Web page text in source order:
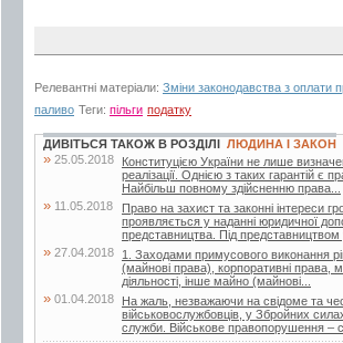
Релевантні матеріали: Зміни законодавства з оплати
паливо Теги: пільги податку
ДИВІТЬСЯ ТАКОЖ В РОЗДІЛІ ЛЮДИНА І ЗАКОН
» 25.05.2018
Конституцією України не лише
реалізації. Однією з таких гарантій є
Найбільш повному здійсненню права...
» 11.05.2018
Право на захист та законні інтереси
проявляється у наданні юридичної
представництва. Під представництвом
» 27.04.2018
1. Заходами примусового виконання
(майнові права), корпоративні права,
діяльності, інше майно (майнові...
» 01.04.2018
На жаль, незважаючи на свідоме та
військовослужбовців, у Збройних
служби. Військове правопорушення –